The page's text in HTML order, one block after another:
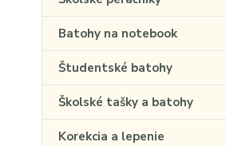
Batohy na notebook
Študentské batohy
Školské tašky a batohy
Korekcia a lepenie